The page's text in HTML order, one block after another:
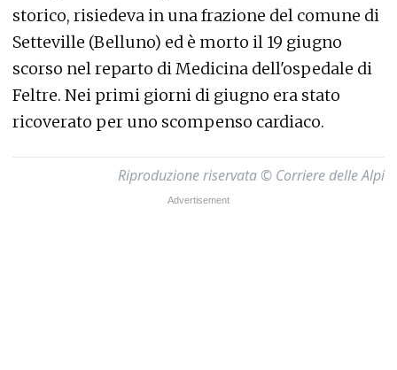
storico, risiedeva in una frazione del comune di
Setteville (Belluno) ed è morto il 19 giugno
scorso nel reparto di Medicina dell'ospedale di
Feltre. Nei primi giorni di giugno era stato
ricoverato per uno scompenso cardiaco.
Riproduzione riservata © Corriere delle Alpi